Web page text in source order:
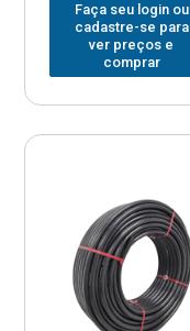
Faça seu login ou
cadastre-se para
ver preços e
comprar